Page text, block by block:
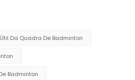
Da Quadra De Badminton
Badminton